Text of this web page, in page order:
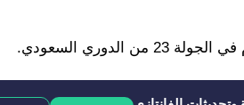
السعودي.